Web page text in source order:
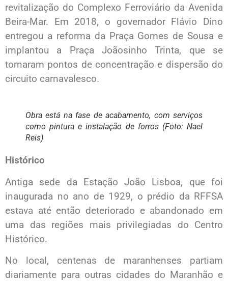
revitalização do Complexo Ferroviário da Avenida
Beira-Mar. Em 2018, o governador Flávio Dino
entregou a reforma da Praça Gomes de Sousa e
implantou a Praça Joãosinho Trinta, que se
tornaram pontos de concentração e dispersão do
circuito carnavalesco.
Obra está na fase de acabamento, com serviços
como pintura e instalação de forros (Foto: Nael
Reis)
Histórico
Antiga sede da Estação João Lisboa, que foi
inaugurada no ano de 1929, o prédio da RFFSA
estava até então deteriorado e abandonado em
uma das regiões mais privilegiadas do Centro
Histórico.
No local, centenas de maranhenses partiam
diariamente para outras cidades do Maranhão e